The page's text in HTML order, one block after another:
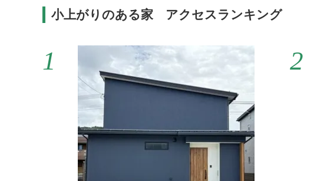
小上がりのある家 アクセスランキング